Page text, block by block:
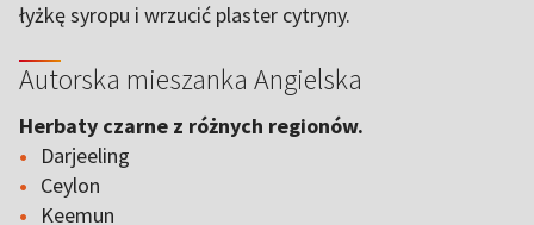
łyżkę syropu i wrzucić plaster cytryny.
Autorska mieszanka Angielska
Herbaty czarne z różnych regionów.
Darjeeling
Ceylon
Keemun